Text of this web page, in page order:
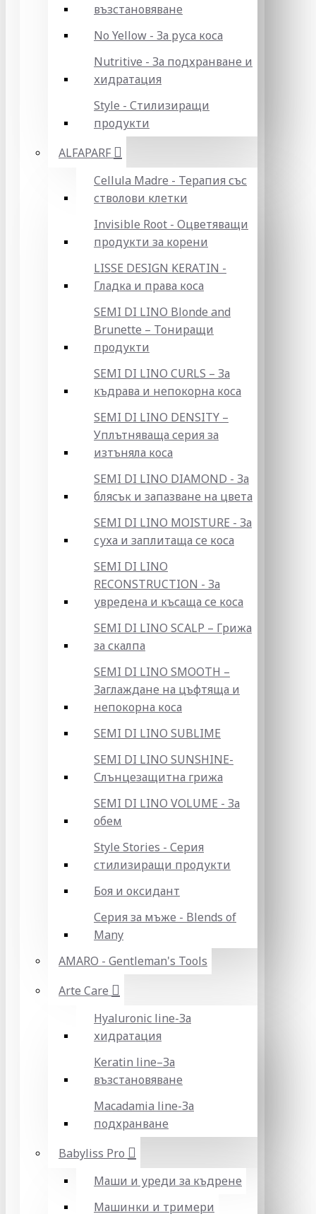
възстановяване
No Yellow - За руса коса
Nutritive - За подхранване и
хидратация
Style - Стилизиращи
продукти
ALFAPARF
Cellula Madre - Терапия със
стволови клетки
Invisible Root - Оцветяващи
продукти за корени
LISSE DESIGN KERATIN -
Гладка и права коса
SEMI DI LINO Blonde and
Brunette – Тониращи
продукти
SEMI DI LINO CURLS – За
къдрава и непокорна коса
SEMI DI LINO DENSITY –
Уплътняваща серия за
изтъняла коса
SEMI DI LINO DIAMOND - За
блясък и запазване на цвета
SEMI DI LINO MOISTURE - За
суха и заплитаща се коса
SEMI DI LINO
RECONSTRUCTION - За
увредена и късаща се коса
SEMI DI LINO SCALP – Грижа
за скалпа
SEMI DI LINO SMOOTH –
Заглаждане на цъфтяща и
непокорна коса
SEMI DI LINO SUBLIME
SEMI DI LINO SUNSHINE-
Слънцезащитна грижа
SEMI DI LINO VOLUME - За
обем
Style Stories - Серия
стилизиращи продукти
Боя и оксидант
Серия за мъже - Blends of
Many
AMARO - Gentleman's Tools
Arte Care
Hyaluronic line-За
хидратация
Keratin line–За
възстановяване
Macadamia line-За
подхранване
Babyliss Pro
Маши и уреди за къдрене
Машинки и тримери